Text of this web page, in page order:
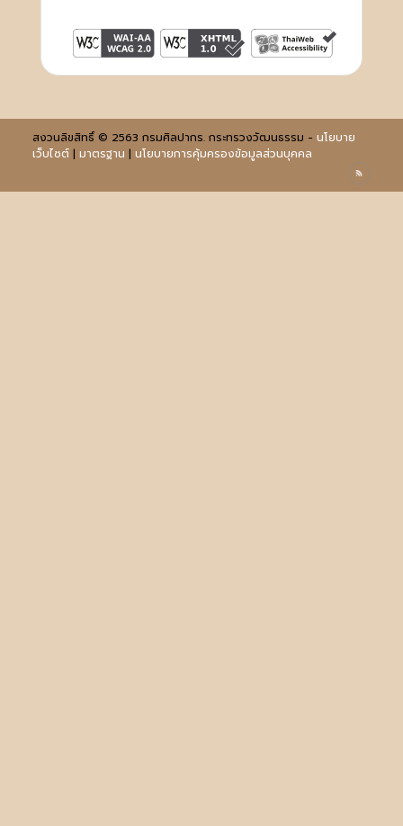
สงวนลิขสิทธิ์ © 2563 กรมศิลปากร. กระทรวงวัฒนธรรม - นโยบาย
เว็บไซต์| มาตรฐาน | นโยบายการคุ้มครองข้อมูลส่วนบุคคล